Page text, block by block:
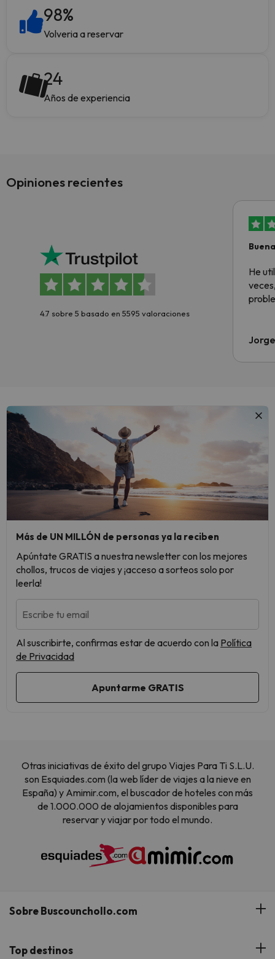
98%
Volveria a reservar
24
Años de experiencia
Opiniones recientes
4.7 sobre 5 basado en 5595 valoraciones
He
Más de UN MILLÓN de personas ya la reciben
Apúntate GRATIS a nuestra newsletter con los mejores
chollos, trucos de viajes y ¡acceso a sorteos solo por
leerla!
Escribe tu email
Al suscribirte, confirmas estar de acuerdo con la Política
de Privacidad
Otras iniciativas de éxito del grupo Viajes Para Ti S.L.U.
son Esquiades.com (la web líder de viajes a la nieve en
España) y Amimir.com, el buscador de hoteles con más
de 1.000.000 de alojamientos disponibles para
reservar y viajar por todo el mundo.
Sobre Buscounchollo.com
¿Quiénes somos?
Top destinos